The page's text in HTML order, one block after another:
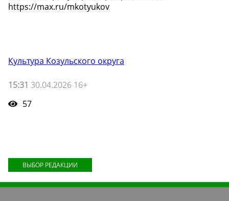
https://max.ru/mkotyukov
Культура Козульского округа
15:31 30.04.2026 16+
57
ВЫБОР РЕДАКЦИИ